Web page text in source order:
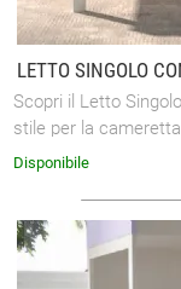
LETTO SINGOLO
Scopri il Letto
stile per la
Disponibile